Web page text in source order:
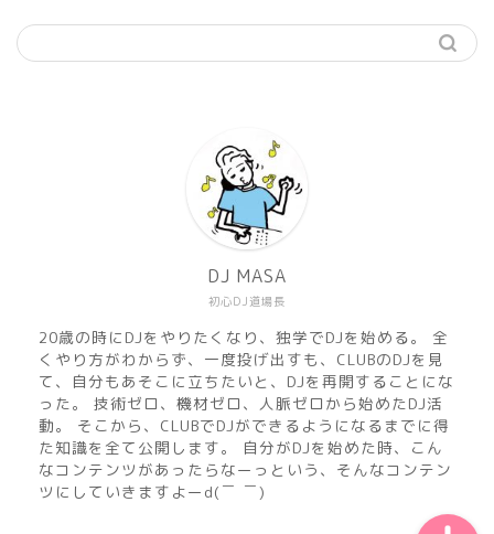
初心DJ道場長
DJ MASA
20歳の時にDJをやりたくなり、独学でDJを始める。 全
くやり方がわからず、一度投げ出すも、CLUBのDJを見
て、自分もあそこに立ちたいと、DJを再開することにな
った。 技術ゼロ、機材ゼロ、人脈ゼロから始めたDJ活
動。 そこから、CLUBでDJができるようになるまでに得
た知識を全て公開します。 自分がDJを始めた時、こん
なコンテンツがあったらなーっという、そんなコンテン
ツにしていきますよーd(￣ ￣)
マサのおすすめMusic
DJ MASA Mix